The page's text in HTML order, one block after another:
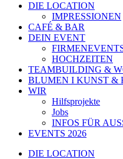
DIE LOCATION
IMPRESSIONEN
CAFÉ & BAR
DEIN EVENT
HOCHZEITEN
TEAMBUILDING &
BLUMEN I KUNST &
WIR
Hilfsprojekte
Jobs
INFOS FÜR
EVENTS 2026
DIE LOCATION